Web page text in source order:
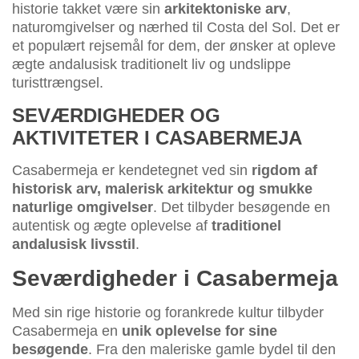
historie takket være sin arkitektoniske arv,
naturomgivelser og nærhed til Costa del Sol. Det er
et populært rejsemål for dem, der ønsker at opleve
ægte andalusisk traditionelt liv og undslippe
turisttrængsel.
SEVÆRDIGHEDER OG
AKTIVITETER I CASABERMEJA
Casabermeja er kendetegnet ved sin rigdom af
historisk arv, malerisk arkitektur og smukke
naturlige omgivelser. Det tilbyder besøgende en
autentisk og ægte oplevelse af traditionel
andalusisk livsstil .
Seværdigheder i Casabermeja
Med sin rige historie og forankrede kultur tilbyder
Casabermeja en unik oplevelse for sine
besøgende. Fra den maleriske gamle bydel til den